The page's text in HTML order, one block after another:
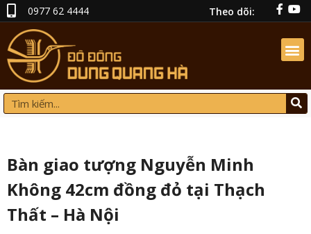
0977 62 4444 Theo dõi:
Bàn giao tượng Nguyễn Minh
Không 42cm đồng đỏ tại Thạch
Thất – Hà Nội